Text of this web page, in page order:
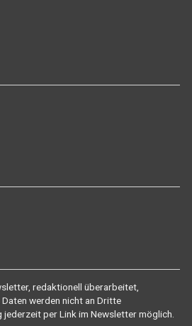
redaktionell überarbeitet,
werden nicht an Dritte
per Link im Newsletter möglich.